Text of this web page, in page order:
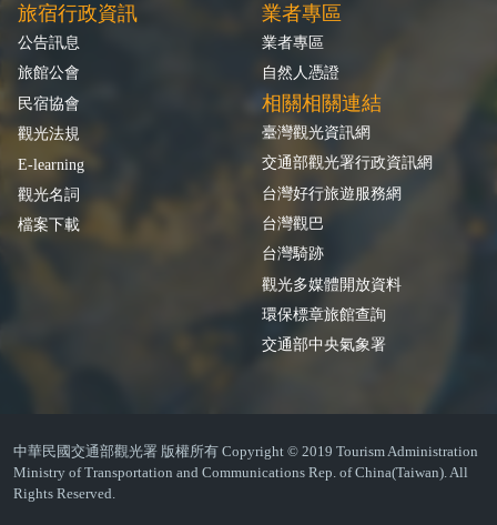
旅宿行政資訊
公告訊息
旅館公會
民宿協會
觀光法規
E-learning
觀光名詞
檔案下載
業者專區
業者專區
自然人憑證
相關相關連結
臺灣觀光資訊網
交通部觀光署行政資訊網
台灣好行旅遊服務網
台灣觀巴
台灣騎跡
觀光多媒體開放資料
環保標章旅館查詢
交通部中央氣象署
中華民國交通部觀光署 版權所有 Copyright © 2019 Tourism Administration
Ministry of Transportation and Communications Rep. of China(Taiwan). All
Rights Reserved.